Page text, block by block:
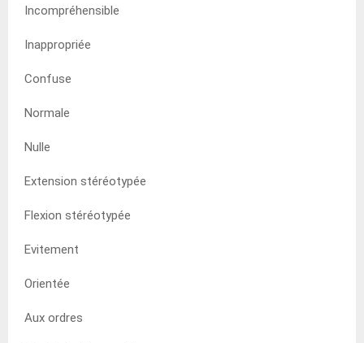
Incompréhensible
Inappropriée
Confuse
Normale
Nulle
Extension stéréotypée
Flexion stéréotypée
Evitement
Orientée
Aux ordres